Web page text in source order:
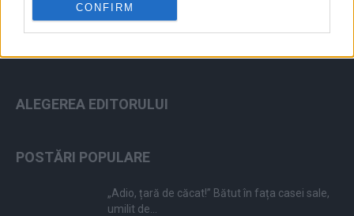
CONFIRM
ALEGEREA EDITORULUI
POSTĂRI POPULARE
„Adio, țară de căcat!” Bătut în fața casei sale,
umilit de...